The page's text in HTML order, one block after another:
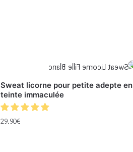
Sweat licorne pour petite adepte en
teinte immaculée
29.90€